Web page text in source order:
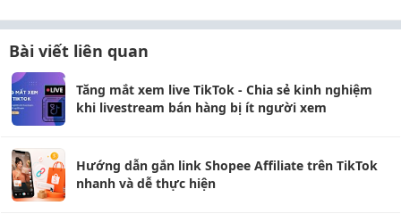
Bài viết liên quan
Tăng mắt xem live TikTok - Chia sẻ kinh nghiệm
khi livestream bán hàng bị ít người xem
Hướng dẫn gắn link Shopee Affiliate trên TikTok
nhanh và dễ thực hiện